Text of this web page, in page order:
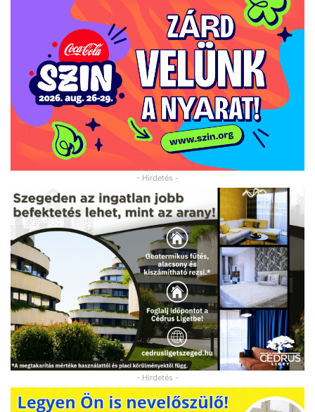
- Hirdetés -
- Hirdetés -